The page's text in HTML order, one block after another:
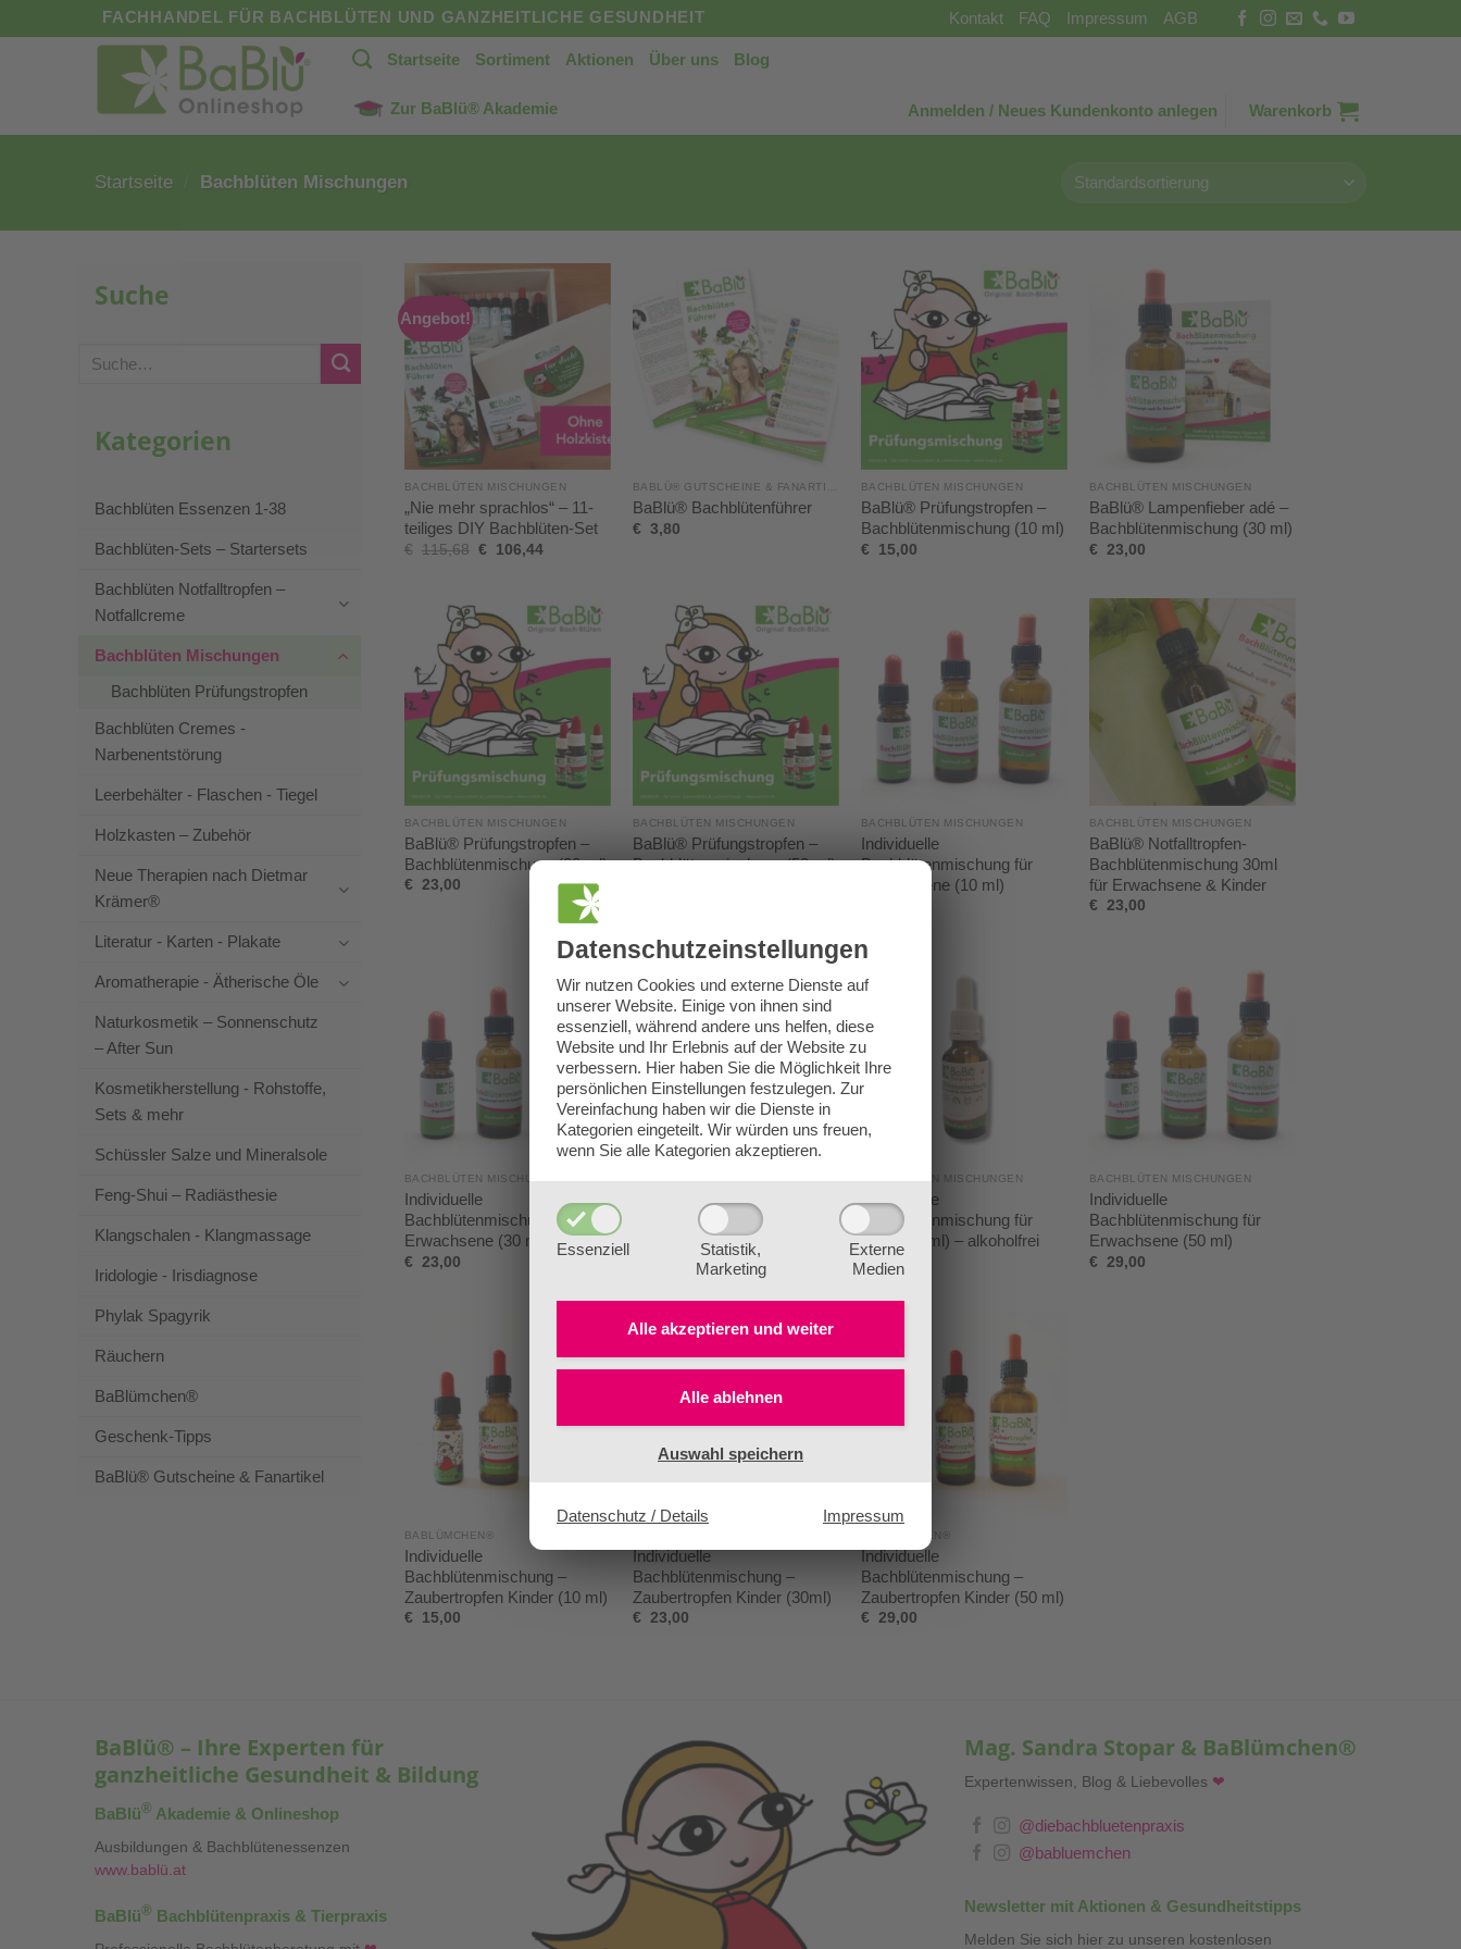
Datenschutz­einstellungen
Wir nutzen Cookies und externe Dienste auf
unserer Website. Einige von ihnen sind
essenziell, während andere uns helfen, diese
Website und Ihr Erlebnis auf der Website zu
verbessern. Hier haben Sie die Möglichkeit Ihre
persönlichen Einstellungen festzulegen. Zur
Vereinfachung haben wir die Dienste in
Kategorien eingeteilt. Wir würden uns freuen,
wenn Sie alle Kategorien akzeptieren.
Essenziell
Statistik,
Marketing
Externe
Medien
Alle akzeptieren und weiter
Alle ablehnen
Auswahl speichern
Datenschutz / Details Impressum
Inhalt
FACHHANDEL FÜR BACHBLÜTEN UND GANZHEITLICHE GESUNDHEIT Kontakt FAQ Impressum AGB
Startseite Sortiment Aktionen Über uns Blog
Zur BaBlü® Akademie Anmelden / Neues Kundenkonto anlegen Warenkorb
Startseite Bachblüten Mischungen
Suche
Suche
Kategorien
Bachblüten Essenzen 1-38
Bachblüten-Sets – Startersets
Bachblüten Notfalltropfen –
Notfallcreme
Bachblüten Mischungen
Bachblüten Prüfungstropfen
Bachblüten Cremes -
Narbenentstörung
Leerbehälter - Flaschen - Tiegel
Holzkasten – Zubehör
Neue Therapien nach Dietmar
Krämer®
Literatur - Karten - Plakate
Aromatherapie - Ätherische Öle
Naturkosmetik – Sonnenschutz
– After Sun
Kosmetikherstellung - Rohstoffe,
Sets & mehr
Schüssler Salze und Mineralsole
Feng-Shui – Radiästhesie
Klangschalen - Klangmassage
Iridologie - Irisdiagnose
Phylak Spagyrik
Räuchern
BaBlümchen®
Geschenk-Tipps
BaBlü® Gutscheine & Fanartikel
Angebot!
BACHBLÜTEN MISCHUNGEN
„Nie mehr sprachlos“ – 11-
teiliges DIY Bachblüten-Set
€ 115,68 € 106,44
BaBlü® Bachblütenführer
€ 3,80
BACHBLÜTEN MISCHUNGEN
BaBlü® Prüfungstropfen –
Bachblütenmischung (10 ml)
€ 15,00
BACHBLÜTEN MISCHUNGEN
BaBlü® Lampenfieber adé –
Bachblütenmischung (30 ml)
€ 23,00
BACHBLÜTEN MISCHUNGEN
BaBlü® Prüfungstropfen –
Bachblütenmischung (30 ml)
€ 23,00
BACHBLÜTEN MISCHUNGEN
BaBlü® Prüfungstropfen –
Bachblütenmischung (50 ml)
BACHBLÜTEN MISCHUNGEN
Individuelle
Bachblütenmischung für
Erwachsene (10 ml)
BACHBLÜTEN MISCHUNGEN
BaBlü® Notfalltropfen-
Bachblütenmischung 30ml
für Erwachsene & Kinder
€ 23,00
BACHBLÜTEN MISCHUNGEN
Individuelle
Bachblütenmischung für
Erwachsene (30 ml)
€ 23,00
BACHBLÜTEN MISCHUNGEN
Individuelle
Bachblütenmischung für
Tiere (30 ml) – alkoholfrei
BACHBLÜTEN MISCHUNGEN
Individuelle
Bachblütenmischung für
Tiere (50 ml) – alkoholfrei
€ 29,00
BACHBLÜTEN MISCHUNGEN
Individuelle
Bachblütenmischung für
Erwachsene (50 ml)
€ 29,00
BABLÜMCHEN®
Individuelle
Bachblütenmischung –
Zaubertropfen Kinder (10 ml)
€ 15,00
Individuelle
Bachblütenmischung –
Zaubertropfen Kinder (30ml)
€ 23,00
BABLÜMCHEN®
Individuelle
Bachblütenmischung –
Zaubertropfen Kinder (50 ml)
€ 29,00
BaBlü® – Ihre Experten für
ganzheitliche Gesundheit & Bildung
BaBlü® Akademie & Onlineshop
Ausbildungen & Bachblütenessenzen
www.bablü.at
BaBlü® Bachblütenpraxis & Tierpraxis
Mag. Sandra Stopar & BaBlümchen®
Expertenwissen, Blog & Liebevolles ❤
@diebachbluetenpraxis
@babluemchen
Newsletter mit Aktionen & Gesundheitstipps
Melden Sie sich hier zu unseren kostenlosen